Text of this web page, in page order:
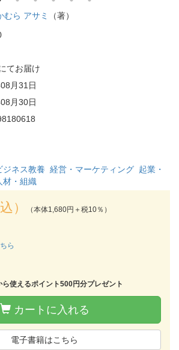
むら アサミ
（著）
てお届け
月31日
月30日
ジネス教養 経営・マーケティング 起業・
材・組織
） （本体1,680円＋税10％）
ら
ら使えるポイント500円分プレゼント
カートに入れる
電子書籍はこちら